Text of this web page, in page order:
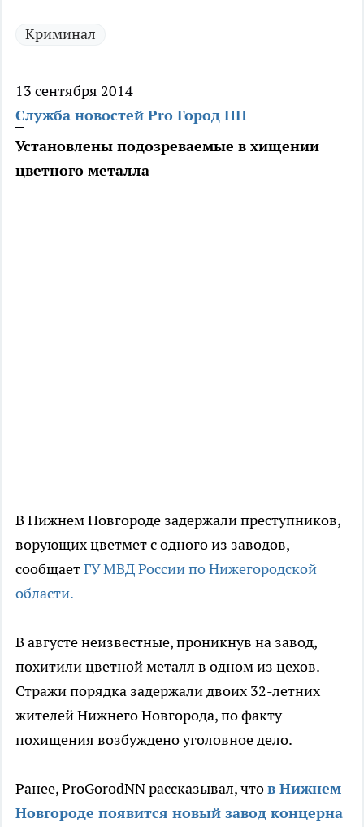
Криминал
13 сентября 2014
Служба новостей Pro Город НН
Установлены подозреваемые в хищении
цветного металла
В Нижнем Новгороде задержали преступников,
ворующих цветмет с одного из заводов,
сообщаетГУ МВД России по Нижегородской
области.
В августе неизвестные, проникнув на завод,
похитили цветной металл в одном из цехов.
Стражи порядка задержали двоих 32-летних
жителей Нижнего Новгорода, по факту
похищения возбуждено уголовное дело.
Ранее, ProGorodNN рассказывал, чтов Нижнем
Новгороде появится новый завод концерна